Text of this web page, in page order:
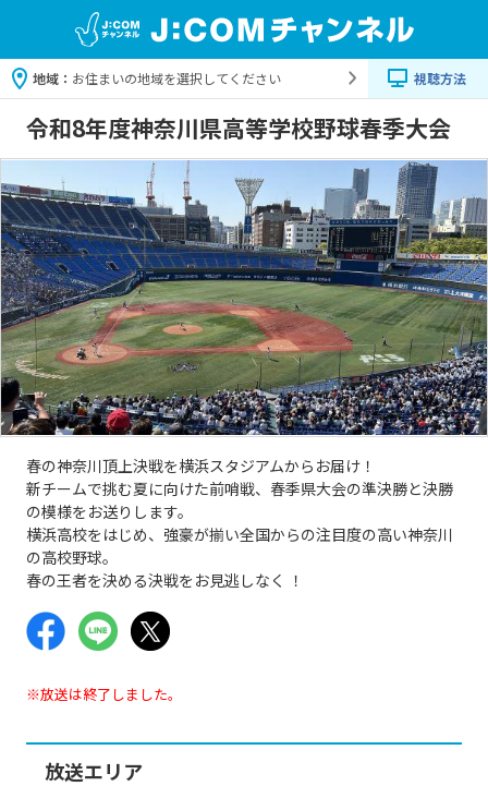
地域： お住まいの地域を選択してください 視聴方法
令和8年度神奈川県高等学校野球春季大会
春の神奈川頂上決戦を横浜スタジアムからお届け！
新チームで挑む夏に向けた前哨戦、春季県大会の準決勝と決勝
の模様をお送りします。
横浜高校をはじめ、強豪が揃い全国からの注目度の高い神奈川
の高校野球。
春の王者を決める決戦をお見逃しなく ！
※放送は終了しました。
放送エリア